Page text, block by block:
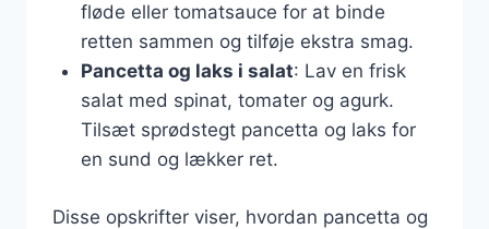
fløde eller tomatsauce for at binde
retten sammen og tilføje ekstra smag.
Pancetta og laks i salat: Lav en frisk
salat med spinat, tomater og agurk.
Tilsæt sprødstegt pancetta og laks for
en sund og lækker ret.
Disse opskrifter viser, hvordan pancetta og